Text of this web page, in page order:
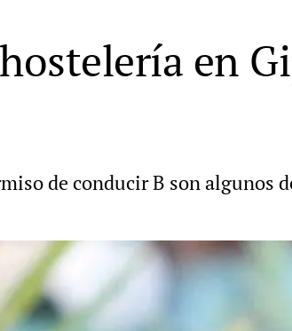
en
de conducir B son algunos